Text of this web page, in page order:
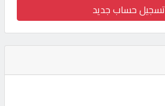
تسجيل حساب جديد